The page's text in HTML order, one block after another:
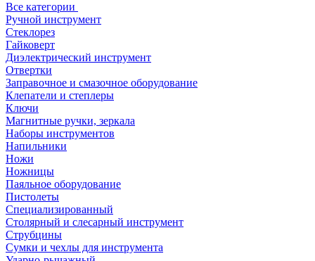
Все категории
Ручной инструмент
Стеклорез
Гайковерт
Диэлектрический инструмент
Отвертки
Заправочное и смазочное оборудование
Клепатели и степлеры
Ключи
Магнитные ручки, зеркала
Наборы инструментов
Напильники
Ножи
Ножницы
Паяльное оборудование
Пистолеты
Специализированный
Столярный и слесарный инструмент
Струбцины
Сумки и чехлы для инструмента